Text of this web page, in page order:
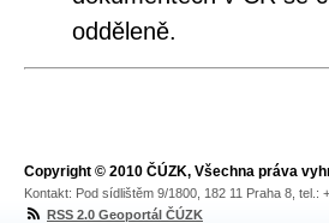
odděleně.
Copyright © 2010 ČÚZK, Všechna práva
Kontakt: Pod sídlištěm 9/1800, 182 11 Praha 8, tel.:
RSS 2.0 Geoportál ČÚZK